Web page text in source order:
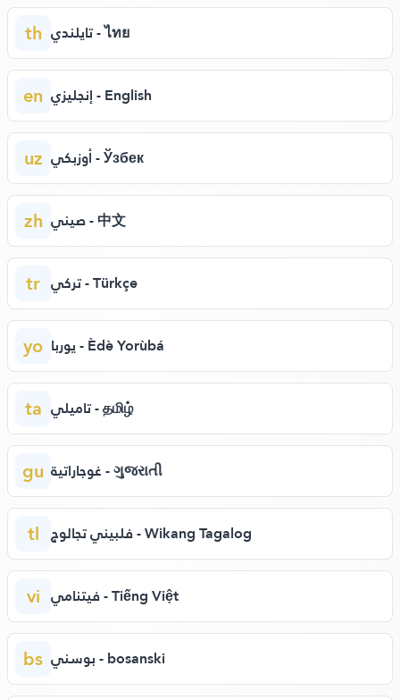
th تايلندي - ไทย
en إنجليزي - English
uz أوزبكي - Ўзбек
zh صيني - 中文
tr تركي - Türkçe
yo يوربا - Èdè Yorùbá
ta تاميلي - தமிழ்
gu غوجاراتية - ગુજરાતી
tl فلبيني تجالوج - Wikang Tagalog
vi فيتنامي - Tiếng Việt
bs بوسني - bosanski